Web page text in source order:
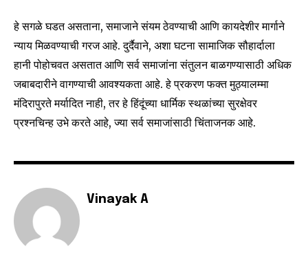
6,300 32,111 75
हे सगळे घडत असताना, समाजाने संयम ठेवण्याची आणि कायदेशीर मार्गाने
न्याय मिळवण्याची गरज आहे. दुर्दैवाने, अशा घटना सामाजिक सौहार्दाला
हानी पोहोचवत असतात आणि सर्व समाजांना संतुलन बाळगण्यासाठी अधिक
जबाबदारीने वागण्याची आवश्यकता आहे. हे प्रकरण फक्त मुठ्यालम्मा
मंदिरापुरते मर्यादित नाही, तर हे हिंदूंच्या धार्मिक स्थळांच्या सुरक्षेवर
प्रश्नचिन्ह उभे करते आहे, ज्या सर्व समाजांसाठी चिंताजनक आहे.
Vinayak A